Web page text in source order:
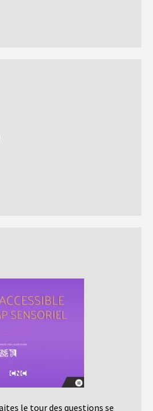
le tour des questions se